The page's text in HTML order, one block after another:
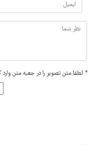
* لطفا متن تصویر را در جعبه متن وارد